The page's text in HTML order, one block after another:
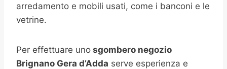
arredamento e mobili usati, come i banconi e le
vetrine.
Per effettuare uno sgombero negozio
Brignano Gera d’Adda serve esperienza e